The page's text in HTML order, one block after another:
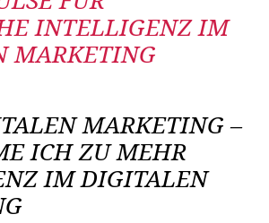
INTELLIGENZ IM
MARKETING
MARKETING –
ICH ZU MEHR
IM DIGITALEN